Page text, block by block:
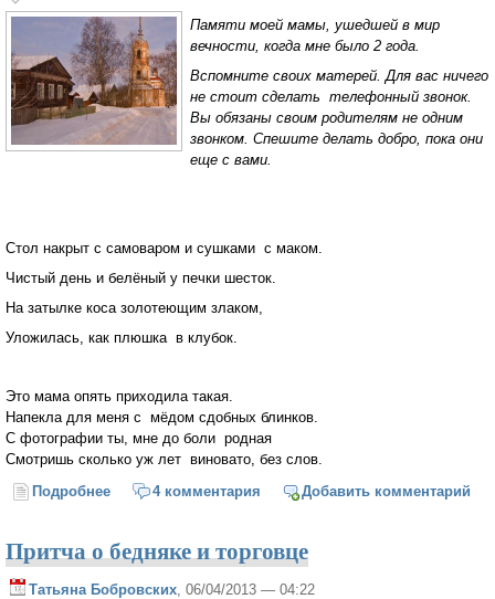
Памяти моей мамы, ушедшей в мир
вечности, когда мне было 2 года.
Вспомните своих матерей. Для вас ничего
не стоит сделать телефонный звонок.
Вы обязаны своим родителям не одним
звонком. Спешите делать добро, пока они
еще с вами.
Стол накрыт с самоваром и сушками c маком.
Чистый день и белёный у печки шесток.
На затылке коса золотеющим злаком,
Уложилась, как плюшка в клубок.
Это мама опять приходила такая.
Напекла для меня с мёдом сдобных блинков.
С фотографии ты, мне до боли родная
Смотришь сколько уж лет виновато, без слов.
Подробнее о Стол накрыт с самоваром и сушками c маком
4 комментария Добавить комментарий
Притча о бедняке и торговце
Татьяна Бобровских , 06/04/2013 — 04:22